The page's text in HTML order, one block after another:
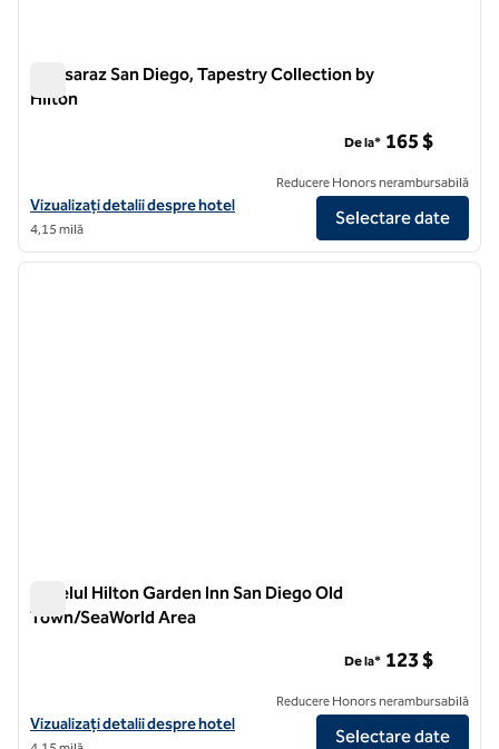
Monsaraz San Diego, Tapestry Collection by
Hilton
Vizualizați detaliile hotelului pentru Monsaraz San Diego, Tapestry
Vizualizați detalii despre hotel
4,15 milă
De la* 165 $
Reducere Honors nerambursabilă
Selectare date
1/12
1 din 12
Hotelul Hilton Garden Inn San Diego Old
Town/SeaWorld Area
Vizualizați detaliile hotelului Hilton Garden Inn San Diego Old Town/
Vizualizați detalii despre hotel
De la* 123 $
Reducere Honors nerambursabilă
Selectare date